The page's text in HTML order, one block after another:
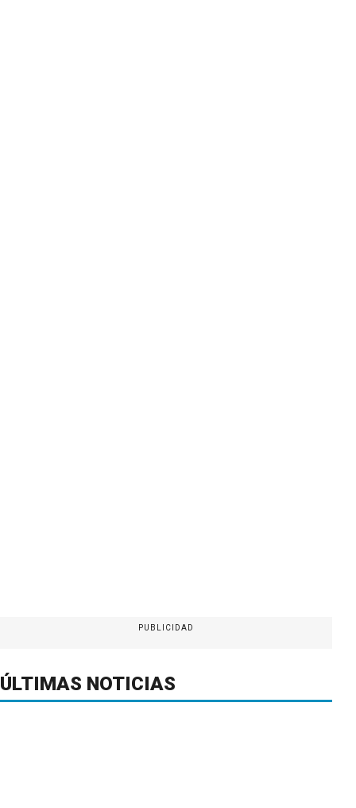
PUBLICIDAD
ÚLTIMAS NOTICIAS